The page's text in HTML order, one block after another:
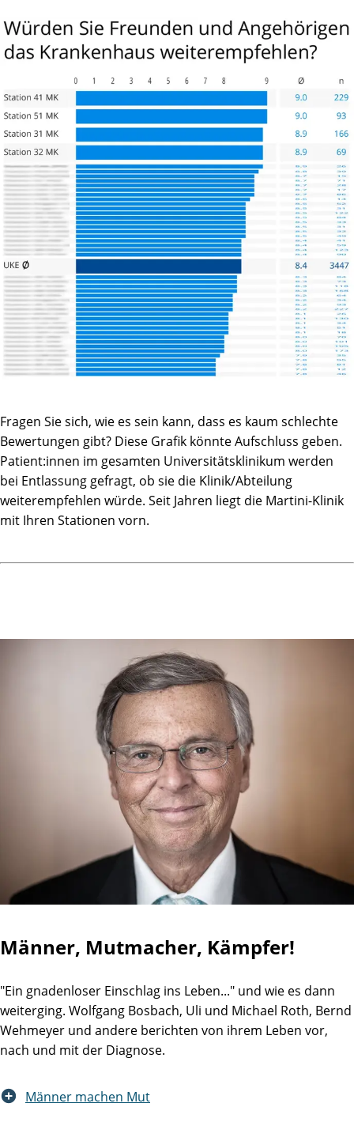
Niveau. Die Sauberkeit der Zimmer und der sanitären
Anlagen ist vorbildlich.
Die Qualität der Verpflegung ist ausgezeichnet. Frühstück,
Mittag- und Abendessen trägt den Charakter eines guten
Hotels. Es gibt neben verschiedenen Sorten Fleisch auch
immer Fisch, vegetarische Gerichte werden genauso
serviert. Salate und Obst wird angeboten.
Resümierend zum Abschluss darf ich konstatieren: Die
Martini-Klinik am UKE in Hamburg unter der Leitung von
zurzeit zwölf Chefärzten ist eine Klinik, die sehr vorbildlich
organisiert und strukturiert arbeitet. Der Patient steht hier
in dieser Klinik im Vordergrund und dies ist tagtäglich zu
bemerken. Die Fach- und die Sachkompetenz, gepaart mit
der Sozialkompetenz um den Patienten wieder zu heilen,
steht im Fokus und wird durch die Ärzte und die
Krankenschwestern gelebt. Es wird hier offensichtlich in
allen Bereichen der Stellenbesetzung planmäßig
Bereich, die neben ihrer fachlichen Qualifikation auch über
die charakterliche Eignung verfügen um in einer Klinik zu
arbeiten.
Stephan K.
Fragen Sie sich, wie es sein kann, dass es kaum schlechte
Bewertungen gibt? Diese Grafik könnte Aufschluss geben.
Patient:innen im gesamten Universitätsklinikum werden
bei Entlassung gefragt, ob sie die Klinik/Abteilung
weiterempfehlen würde. Seit Jahren liegt die Martini-Klinik
mit Ihren Stationen vorn.
Männer, Mutmacher, Kämpfer!
"Ein gnadenloser Einschlag ins Leben..." und wie es dann
weiterging. Wolfgang Bosbach, Uli und Michael Roth, Bernd
Wehmeyer und andere berichten von ihrem Leben vor,
nach und mit der Diagnose.
Männer machen Mut